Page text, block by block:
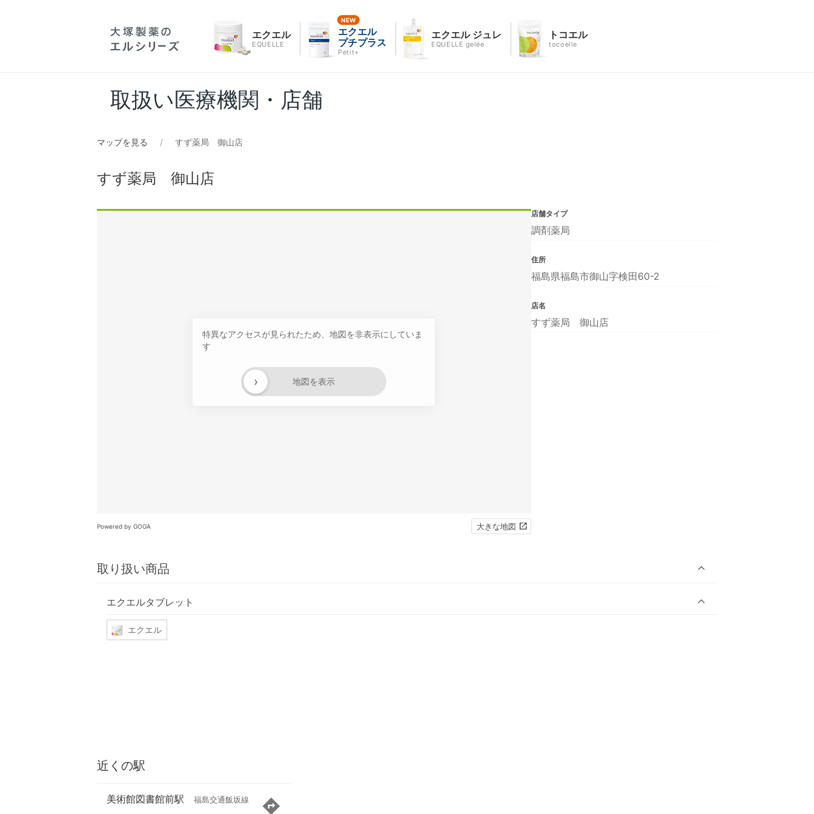
エクエル
EQUELLE
エクエル
プチプラス
Petit+
エクエル ジュレ
EQUELLE gelée
トコエル
tocoelle
取扱い医療機関・店舗
マップを見る すず薬局 御山店
すず薬局 御山店
特異なアクセスが見られたため、地図を非表示にしていま
す
地図を表示
›
Powered by GOGA 大きな地図
取り扱い商品
エクエルタブレット
エクエル
店舗タイプ
調剤薬局
住所
福島県福島市御山字検田60-2
店名
すず薬局 御山店
近くの駅
美術館図書館前駅 福島交通飯坂線